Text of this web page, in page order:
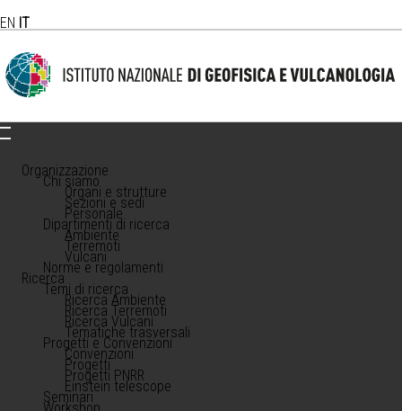
EN IT
Organizzazione
Chi siamo
Organi e strutture
Sezioni e sedi
Personale
Dipartimenti di ricerca
Ambiente
Terremoti
Vulcani
Norme e regolamenti
Ricerca
Temi di ricerca
Ricerca Ambiente
Ricerca Terremoti
Ricerca Vulcani
Tematiche trasversali
Progetti e Convenzioni
Convenzioni
Progetti
Progetti PNRR
Einstein telescope
Seminari
Workshop